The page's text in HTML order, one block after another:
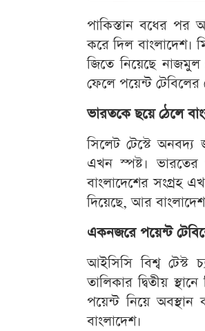
পাকিস্তান বধের পর
করে দিল বাংলাদেশ।
জিতে নিয়েছে
ফেলে পয়েন্ট টেবিলের
ভারতকে ছয়ে ঠেলে
সিলেট টেস্টে অনবদ্য
এখন স্পষ্ট। ভারতের
বাংলাদেশের সংগ্রহ
দিয়েছে, আর
একনজরে পয়েন্ট
আইসিসি বিশ্ব টেস্ট
তালিকার দ্বিতীয়
পয়েন্ট নিয়ে
বাংলাদেশ।